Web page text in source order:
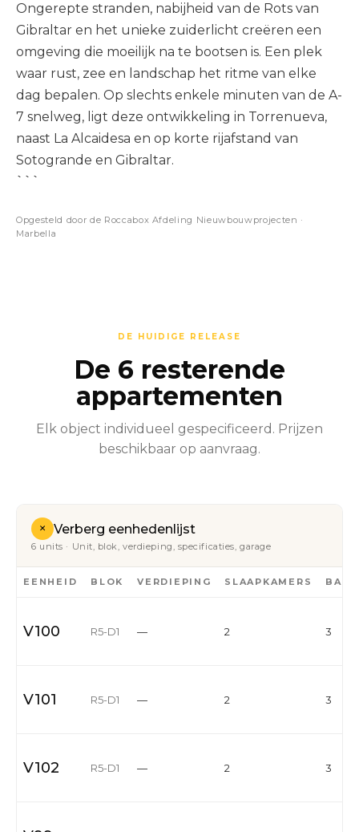
Ongerepte stranden, nabijheid van de Rots van
Gibraltar en het unieke zuiderlicht creëren een
omgeving die moeilijk na te bootsen is. Een plek
waar rust, zee en landschap het ritme van elke
dag bepalen. Op slechts enkele minuten van de A-
7 snelweg, ligt deze ontwikkeling in Torrenueva,
naast La Alcaidesa en op korte rijafstand van
Sotogrande en Gibraltar.
```
Opgesteld door de Roccabox Afdeling Nieuwbouwprojecten ·
Marbella
DE HUIDIGE RELEASE
De 6 resterende
appartementen
Elk object individueel gespecificeerd. Prijzen
beschikbaar op aanvraag.
+Verberg eenhedenlijst
6 units · Unit, blok, verdieping, specificaties, garage
EENHEID BLOK VERDIEPING SLAAPKAMERS
V100 R5-D1 — 2 3
V101 R5-D1 — 2 3
V102 R5-D1 — 2 3